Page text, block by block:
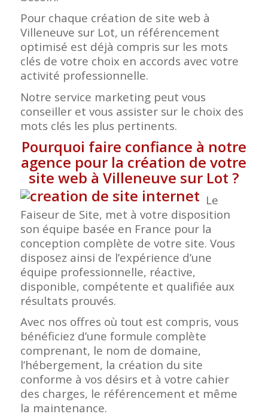
Pour chaque création de site web à
Villeneuve sur Lot, un référencement
optimisé est déjà compris sur les mots
clés de votre choix en accords avec votre
activité professionnelle.
Notre service marketing peut vous
conseiller et vous assister sur le choix des
mots clés les plus pertinents.
Pourquoi faire confiance à notre
agence pour la création de votre
site web à Villeneuve sur Lot ?
Le
Faiseur de Site, met à votre disposition
son équipe basée en France pour la
conception complète de votre site. Vous
disposez ainsi de l’expérience d’une
équipe professionnelle, réactive,
disponible, compétente et qualifiée aux
résultats prouvés.
Avec nos offres où tout est compris, vous
bénéficiez d’une formule complète
comprenant, le nom de domaine,
l’hébergement, la création du site
conforme à vos désirs et à votre cahier
des charges, le référencement et même
la maintenance.